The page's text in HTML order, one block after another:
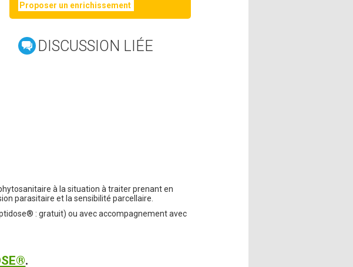
Proposer un enrichissement
DISCUSSION LIÉE
à la situation à traiter prenant en
parasitaire et la sensibilité parcellaire.
: gratuit) ou avec accompagnement avec
.